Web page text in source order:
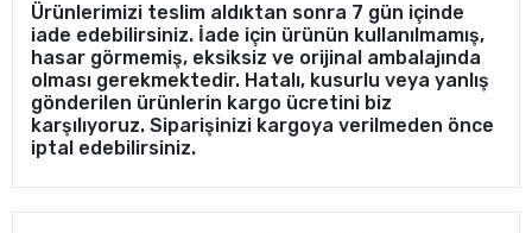
Ürünlerimizi teslim aldıktan sonra 7 gün içinde
iade edebilirsiniz. İade için ürünün kullanılmamış,
hasar görmemiş, eksiksiz ve orijinal ambalajında
olması gerekmektedir. Hatalı, kusurlu veya yanlış
gönderilen ürünlerin kargo ücretini biz
karşılıyoruz. Siparişinizi kargoya verilmeden önce
iptal edebilirsiniz.